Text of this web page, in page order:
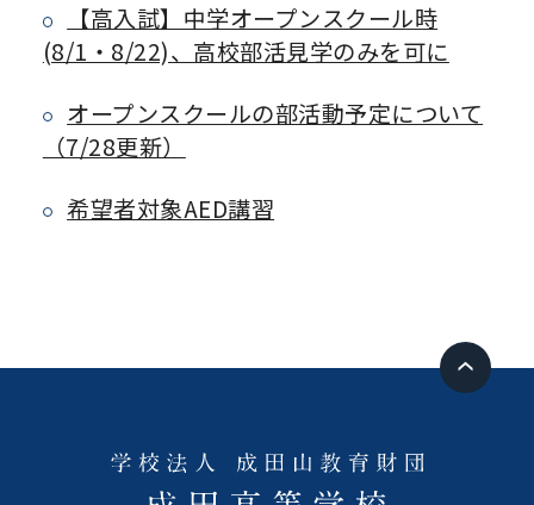
【高入試】中学オープンスクール時
(8/1・8/22)、高校部活見学のみを可に
オープンスクールの部活動予定について
（7/28更新）
希望者対象AED講習